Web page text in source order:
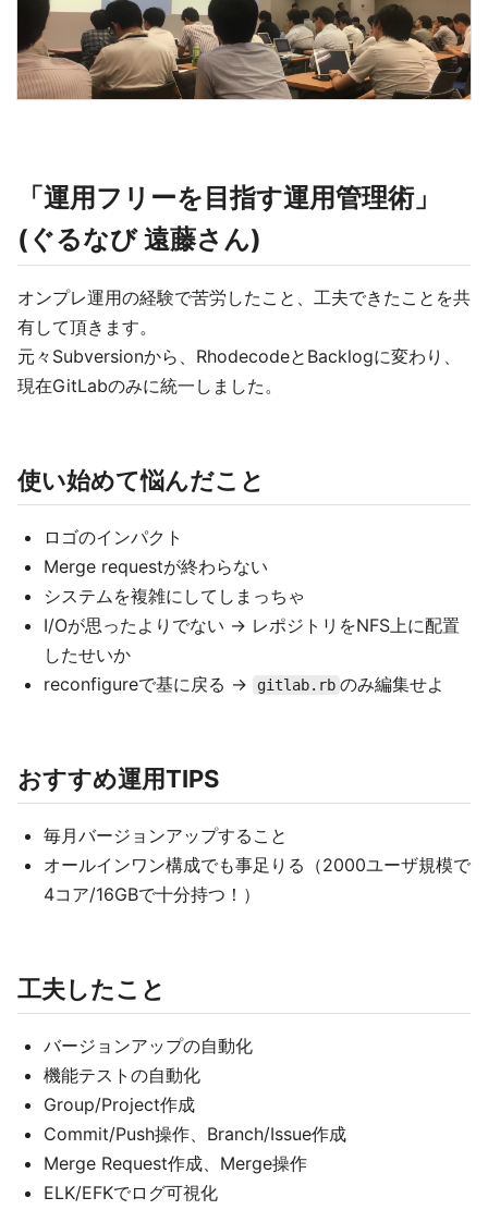
「運用フリーを目指す運用管理術」
(ぐるなび 遠藤さん)
オンプレ運用の経験で苦労したこと、工夫できたことを共
有して頂きます。
元々Subversionから、RhodecodeとBacklogに変わり、
現在GitLabのみに統一しました。
使い始めて悩んだこと
ロゴのインパクト
Merge requestが終わらない
システムを複雑にしてしまっちゃ
I/Oが思ったよりでない → レポジトリをNFS上に配置
したせいか
reconfigureで基に戻る →
gitlab.rb のみ編集せよ
おすすめ運用TIPS
毎月バージョンアップすること
オールインワン構成でも事足りる（2000ユーザ規模で
4コア/16GBで十分持つ！）
工夫したこと
バージョンアップの自動化
機能テストの自動化
Group/Project作成
Commit/Push操作、Branch/Issue作成
Merge Request作成、Merge操作
ELK/EFKでログ可視化